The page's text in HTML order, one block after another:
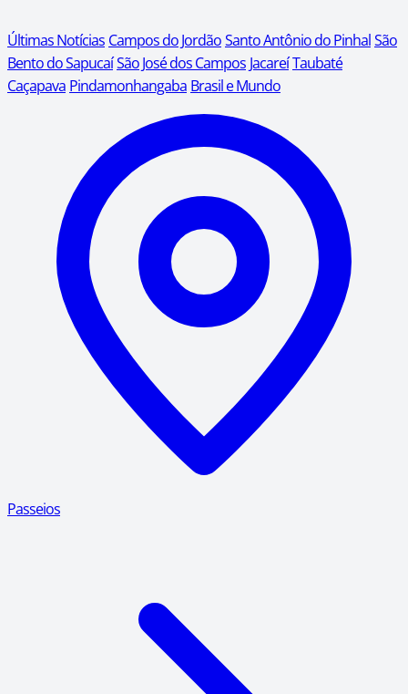
Últimas Notícias Campos do JordãoSanto Antônio do PinhalSão
Bento do SapucaíSão José dos Campos JacareíTaubaté
Caçapava Pindamonhangaba Brasil e Mundo
Passeios